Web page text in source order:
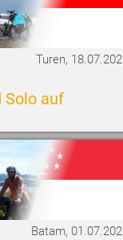
Turen,
Solo auf
Batam,